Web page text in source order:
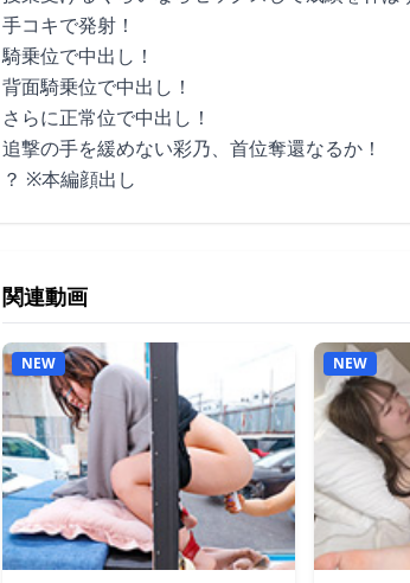
手コキで発射！
騎乗位で中出し！
背面騎乗位で中出し！
さらに正常位で中出し！
追撃の手を緩めない彩乃、首位奪還なるか！
？ ※本編顔出し
関連動画
NEW NEW